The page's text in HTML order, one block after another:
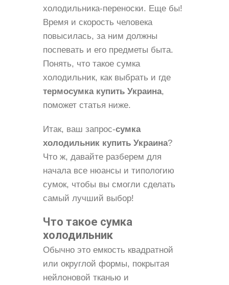
холодильника-переноски. Еще бы!
Время и скорость человека
повысилась, за ним должны
поспевать и его предметы быта.
Понять, что такое сумка
холодильник, как выбрать и где
термосумка купить Украина,
поможет статья ниже.
Итак, ваш запрос-сумка
холодильник купить Украина?
Что ж, давайте разберем для
начала все нюансы и типологию
сумок, чтобы вы смогли сделать
самый лучший выбор!
Что такое сумка
холодильник
Обычно это емкость квадратной
или округлой формы, покрытая
нейлоновой тканью и